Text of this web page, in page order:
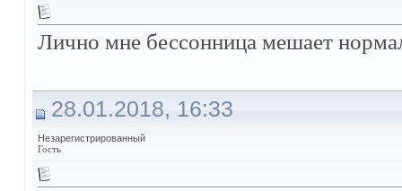
Лично мне бессонница мешает
28.01.2018, 16:33
Незарегистрированный
Гость